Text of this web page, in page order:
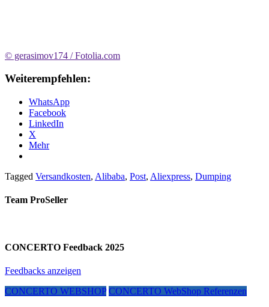
© gerasimov174 / Fotolia.com
Weiterempfehlen:
WhatsApp
Facebook
LinkedIn
X
Mehr
Tagged Versandkosten, Alibaba, Post, Aliexpress, Dumping
Team ProSeller
CONCERTO Feedback 2025
Feedbacks anzeigen
CONCERTO WEBSHOP CONCERTO WebShop Referenzen